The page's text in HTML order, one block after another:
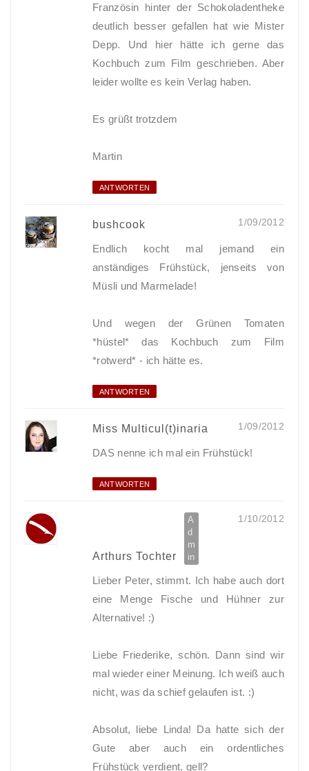
Französin hinter der Schokoladentheke
deutlich besser gefallen hat wie Mister
Depp. Und hier hätte ich gerne das
Kochbuch zum Film geschrieben. Aber
leider wollte es kein Verlag haben.
Es grüßt trotzdem
Martin
ANTWORTEN
bushcook 1/09/2012
Endlich kocht mal jemand ein
anständiges Frühstück, jenseits von
Müsli und Marmelade!
Und wegen der Grünen Tomaten
*hüstel* das Kochbuch zum Film
*rotwerd* - ich hätte es.
ANTWORTEN
Miss Multicul(t)inaria 1/09/2012
DAS nenne ich mal ein Frühstück!
ANTWORTEN
Arthurs Tochter
1/10/2012
Lieber Peter, stimmt. Ich habe auch dort
eine Menge Fische und Hühner zur
Alternative! :)
Liebe Friederike, schön. Dann sind wir
mal wieder einer Meinung. Ich weiß auch
nicht, was da schief gelaufen ist. :)
Absolut, liebe Linda! Da hatte sich der
Gute aber auch ein ordentliches
Frühstück verdient, gell?